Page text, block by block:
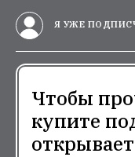
Я УЖЕ
Чтобы
купите